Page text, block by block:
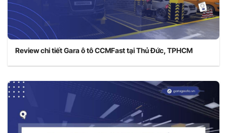
Review chi tiết Gara ô tô CCMFast tại Thủ Đức, TPHCM